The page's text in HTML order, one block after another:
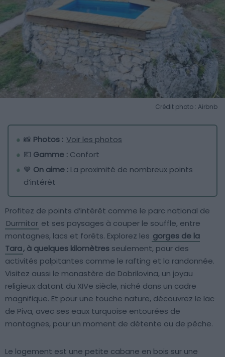
Crédit photo : Airbnb
📸 Photos : Voir les photos
💶 Gamme : Confort
💙 On aime : La proximité de nombreux points
d’intérêt
Profitez de points d’intérêt comme le parc national de
Durmitor et ses paysages à couper le souffle, entre
montagnes, lacs et forêts. Explorez les gorges de la
Tara, à quelques kilomètres seulement, pour des
activités palpitantes comme le rafting et la randonnée.
Visitez aussi le monastère de Dobrilovina, un joyau
religieux datant du XIVe siècle, niché dans un cadre
magnifique. Et pour une touche nature, découvrez le lac
de Piva, avec ses eaux turquoise entourées de
montagnes, pour un moment de détente ou de pêche.
Le logement est une petite cabane en bois sur une